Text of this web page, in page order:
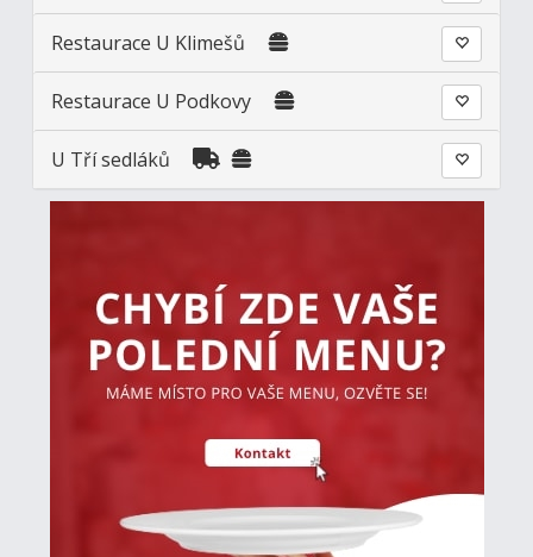
Restaurace U Klimešů
Restaurace U Podkovy
U Tří sedláků